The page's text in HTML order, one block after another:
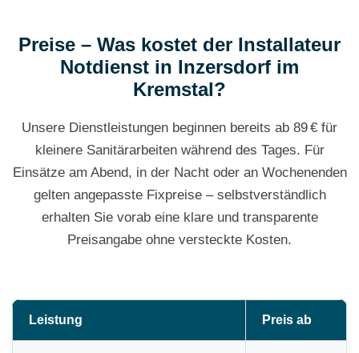
Preise – Was kostet der Installateur
Notdienst in Inzersdorf im
Kremstal?
Unsere Dienstleistungen beginnen bereits ab 89 € für
kleinere Sanitärarbeiten während des Tages. Für
Einsätze am Abend, in der Nacht oder an Wochenenden
gelten angepasste Fixpreise – selbstverständlich
erhalten Sie vorab eine klare und transparente
Preisangabe ohne versteckte Kosten.
Leistung Preis ab